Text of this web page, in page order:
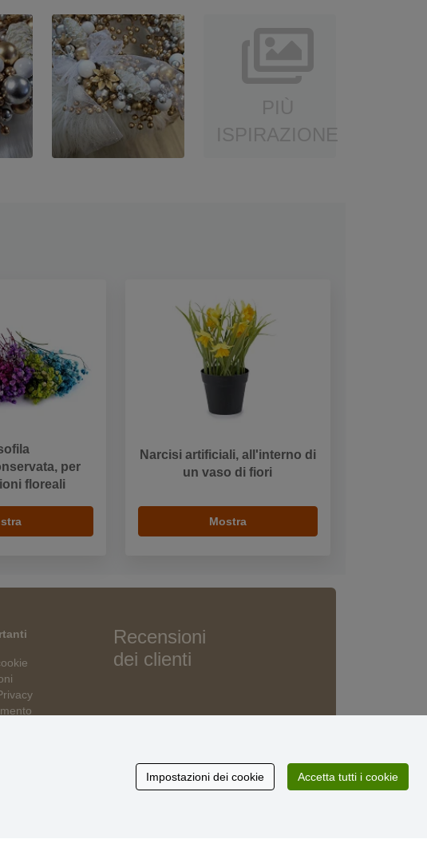
ISPIRAZIONE
per
floreali
Narcisi artificiali, all'interno di
un vaso di fiori
Mostra
Recensioni
dei clienti
Impostazioni dei cookie Accetta tutti i cookie